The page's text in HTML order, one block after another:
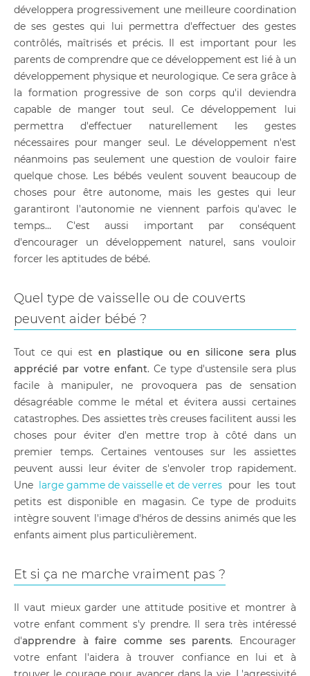
développera progressivement une meilleure coordination
de ses gestes qui lui permettra d'effectuer des gestes
contrôlés, maîtrisés et précis. Il est important pour les
parents de comprendre que ce développement est lié à un
développement physique et neurologique. Ce sera grâce à
la formation progressive de son corps qu'il deviendra
capable de manger tout seul. Ce développement lui
permettra d'effectuer naturellement les gestes
nécessaires pour manger seul. Le développement n'est
néanmoins pas seulement une question de vouloir faire
quelque chose. Les bébés veulent souvent beaucoup de
choses pour être autonome, mais les gestes qui leur
garantiront l'autonomie ne viennent parfois qu'avec le
temps... C'est aussi important par conséquent
d'encourager un développement naturel, sans vouloir
forcer les aptitudes de bébé.
Quel type de vaisselle ou de couverts
peuvent aider bébé ?
Tout ce qui est en plastique ou en silicone sera plus
apprécié par votre enfant. Ce type d'ustensile sera plus
facile à manipuler, ne provoquera pas de sensation
désagréable comme le métal et évitera aussi certaines
catastrophes. Des assiettes très creuses facilitent aussi les
choses pour éviter d'en mettre trop à côté dans un
premier temps. Certaines ventouses sur les assiettes
peuvent aussi leur éviter de s'envoler trop rapidement.
Une large gamme de vaisselle et de verres pour les tout
petits est disponible en magasin. Ce type de produits
intègre souvent l'image d'héros de dessins animés que les
enfants aiment plus particulièrement.
Et si ça ne marche vraiment pas ?
Il vaut mieux garder une attitude positive et montrer à
votre enfant comment s'y prendre. Il sera très intéressé
d'apprendre à faire comme ses parents. Encourager
votre enfant l'aidera à trouver confiance en lui et à